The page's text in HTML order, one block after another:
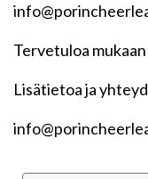
Tervetuloa
Lisätietoa ja